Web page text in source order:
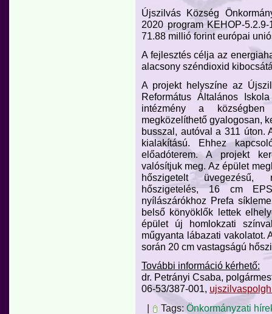
Újszilvás Község
2020 program KEHOP-
71.88 millió forint európai
A fejlesztés célja az
alacsony széndioxid
A projekt helyszíne az
Református Általános
intézmény a
megközelíthető gyalogosan,
busszal, autóval a 311 úton.
kialakítású. Ehhez
előadóterem. A projekt
valósítjuk meg. Az épület
hőszigetelt üvegezésű,
hőszigetelés, 16 cm
nyílászárókhoz Prefa
belső könyöklők lettek
épület új homlokzati
műgyanta lábazati vakolatot.
során 20 cm vastagságú
További információ kérhető:
dr. Petrányi Csaba,
06-53/387-001,
|
Tags: Önkormányzati